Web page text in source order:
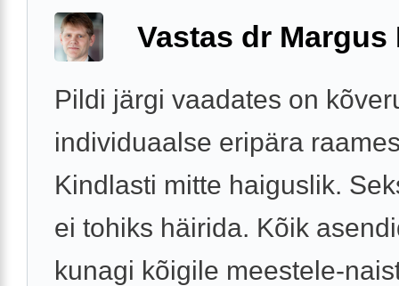
Vastas dr Margus
Pildi järgi vaadates on
individuaalse eripära
Kindlasti mitte haiguslik.
ei tohiks häirida. Kõik
kunagi kõigile meestele-